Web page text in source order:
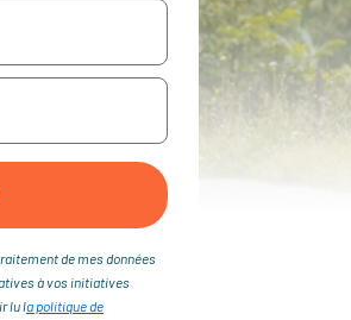
de mes données
à vos initiatives
lu la politique de